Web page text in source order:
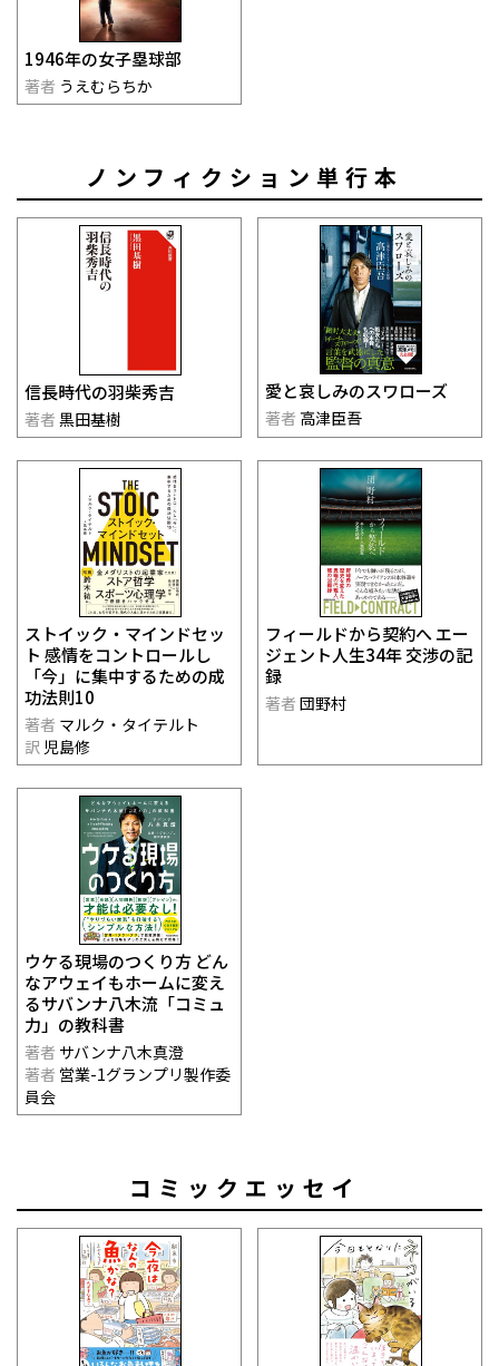
1946年の女子塁球部
著者 うえむらちか
ノンフィクション単行本
信長時代の羽柴秀吉
著者 黒田基樹
愛と哀しみのスワローズ
著者 高津臣吾
ストイック・マインドセッ
ト 感情をコントロールし
「今」に集中するための成
功法則10
著者 マルク・タイテルト
訳 児島修
フィールドから契約へ エー
ジェント人生34年 交渉の記
録
著者 団野村
ウケる現場のつくり方 どん
なアウェイもホームに変え
るサバンナ八木流「コミュ
力」の教科書
著者 サバンナ八木真澄
著者 営業-1グランプリ製作委
員会
コミックエッセイ